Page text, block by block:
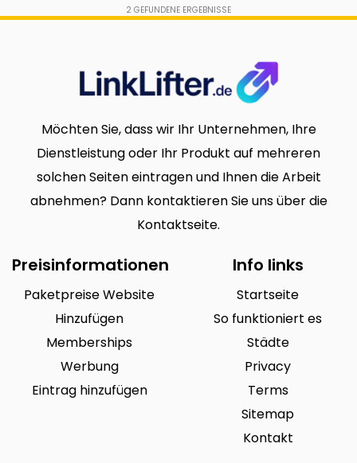
2 GEFUNDENE ERGEBNISSE
Möchten Sie, dass wir Ihr Unternehmen, Ihre
Dienstleistung oder Ihr Produkt auf mehreren
solchen Seiten eintragen und Ihnen die Arbeit
abnehmen? Dann kontaktieren Sie uns über die
Kontaktseite.
Preisinformationen
Paketpreise Website
Hinzufügen
Memberships
Werbung
Eintrag hinzufügen
Info links
Startseite
So funktioniert es
Städte
Privacy
Terms
Sitemap
Kontakt